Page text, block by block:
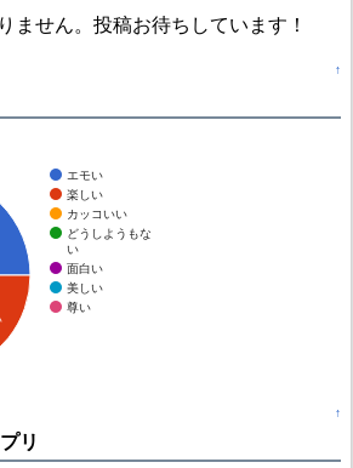
ません。投稿お待ちしています！
↑
エモい
楽しい
カッコいい
どうしようもな
い
面白い
美しい
尊い
↑
リ